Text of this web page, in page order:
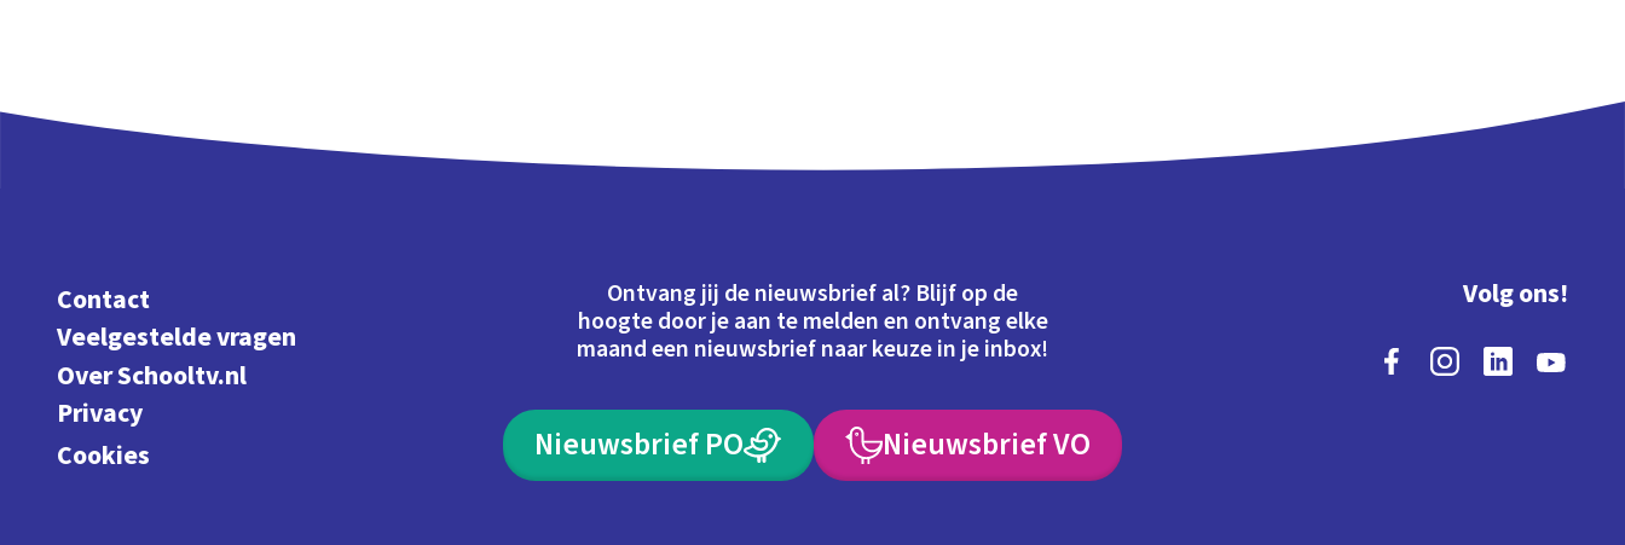
Contact
Veelgestelde vragen
Over Schooltv.nl
Privacy
Cookies
Ontvang jij de nieuwsbrief al? Blijf op de
hoogte door je aan te melden en ontvang elke
maand een nieuwsbrief naar keuze in je inbox!
Nieuwsbrief PO Nieuwsbrief VO
Volg ons!